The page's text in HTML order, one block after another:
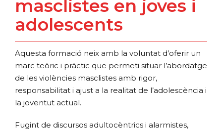
masclistes en joves i
adolescents
Aquesta formació neix amb la voluntat d’oferir un
marc teòric i pràctic que permeti situar l’abordatge
de les violències masclistes amb rigor,
responsabilitat i ajust a la realitat de l’adolescència i
la joventut actual.
Fugint de discursos adultocèntrics i alarmistes,